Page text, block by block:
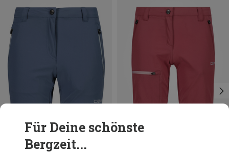
Du sparst 29%
Für Deine schönste
Bergzeit...